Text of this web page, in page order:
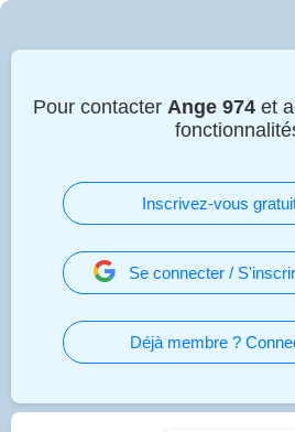
Pour contacter Ange 974 et
Inscrivez-vous
Se connecter /
Déjà membre ?